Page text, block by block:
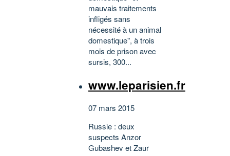
mauvais traitements
infligés sans
nécessité à un animal
domestique", à trois
mois de prison avec
sursis, 300...
www.leparisien.fr
07 mars 2015
Russie : deux
suspects Anzor
Gubashev et Zaur